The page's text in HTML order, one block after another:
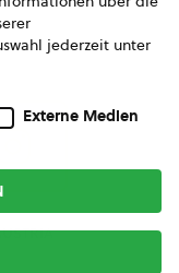
jederzeit unter
Externe Medien